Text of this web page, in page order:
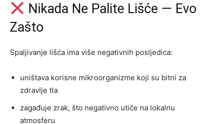
Nikada Ne Palite Lišće — Evo
Zašto
Spaljivanje lišća ima više negativnih posljedica:
uništava korisne mikroorganizme koji su bitni za
zdravlje tla
zagađuje zrak, što negativno utiče na lokalnu
atmosferu